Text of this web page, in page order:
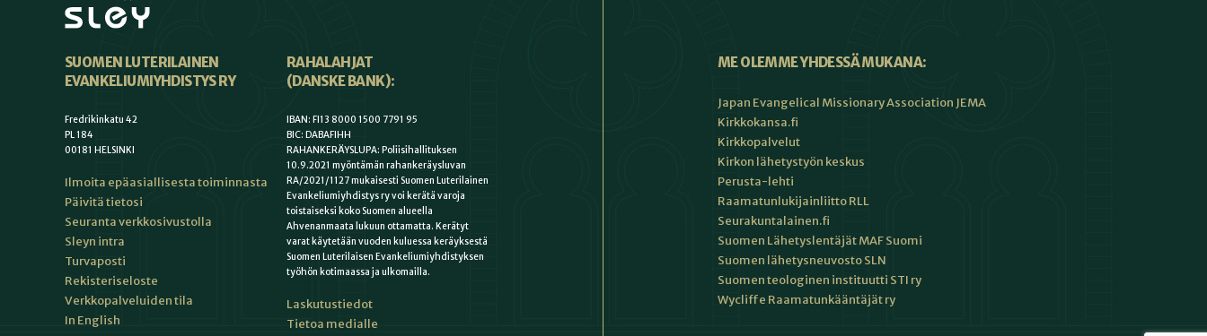
SUOMEN LUTERILAINEN
EVANKELIUMIYHDISTYS RY
Fredrikinkatu 42
PL 184
00181 HELSINKI
Ilmoita epäasiallisesta toiminnasta
Päivitä tietosi
Seuranta verkkosivustolla
Sleyn intra
Turvaposti
Rekisteriseloste
Verkkopalveluiden tila
In English
RAHALAHJAT
(DANSKE BANK):
IBAN: FI13 8000 1500 7791 95
BIC: DABAFIHH
RAHANKERÄYSLUPA: Poliisihallituksen
10.9.2021 myöntämän rahankeräysluvan
RA/2021/1127 mukaisesti Suomen Luterilainen
Evankeliumiyhdistys ry voi kerätä varoja
toistaiseksi koko Suomen alueella
Ahvenanmaata lukuun ottamatta. Kerätyt
varat käytetään vuoden kuluessa keräyksestä
Suomen Luterilaisen Evankeliumiyhdistyksen
työhön kotimaassa ja ulkomailla.
Laskutustiedot
Tietoa medialle
ME OLEMME YHDESSÄ MUKANA:
Japan Evangelical Missionary Association JEMA
Kirkkokansa.fi
Kirkkopalvelut
Kirkon lähetystyön keskus
Perusta-lehti
Raamatunlukijainliitto RLL
Seurakuntalainen.fi
Suomen Lähetyslentäjät MAF Suomi
Suomen lähetysneuvosto SLN
Suomen teologinen instituutti STI ry
Wycliffe Raamatunkääntäjät ry